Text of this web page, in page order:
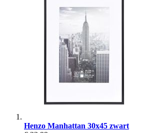
Henzo Manhattan 30x45 zwart